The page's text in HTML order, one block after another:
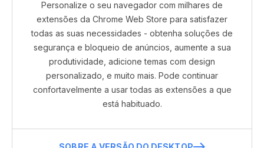
Personalize o seu navegador com milhares de
extensões da Chrome Web Store para satisfazer
todas as suas necessidades - obtenha soluções de
segurança e bloqueio de anúncios, aumente a sua
produtividade, adicione temas com design
personalizado, e muito mais. Pode continuar
confortavelmente a usar todas as extensões a que
está habituado.